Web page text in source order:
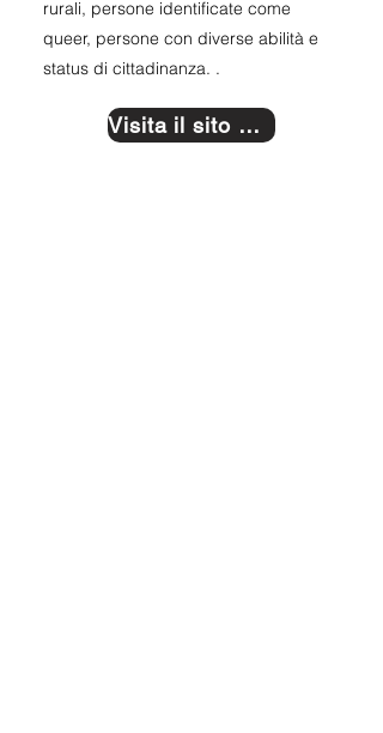
rurali, persone identificate come
queer, persone con diverse abilità e
status di cittadinanza. .
Visita il sito web